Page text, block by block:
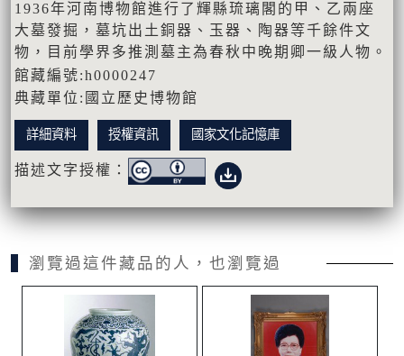
1936年河南博物館進行了輝縣琉璃閣的甲、乙兩座
大墓發掘，墓坑出土銅器、玉器、陶器等千餘件文
物，目前學界多推測墓主為春秋中晚期卿一級人物。
館藏編號:h0000247
典藏單位:國立歷史博物館
詳細資料 授權資訊 國家文化記憶庫
描述文字授權：
瀏覽過這件藏品的人，也瀏覽過